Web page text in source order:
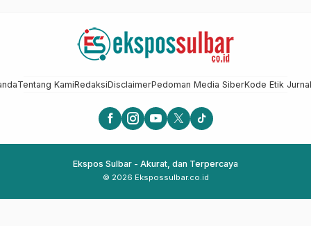
Tentang KamiRedaksiDisclaimerPedoman Media SiberKode Etik
Ekspos Sulbar - Akurat, dan Terpercaya
© 2026 Ekspossulbar.co.id